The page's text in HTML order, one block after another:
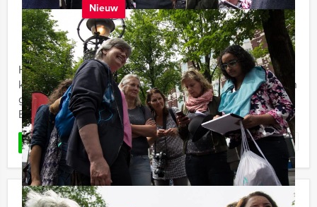
Nieuw
Vanaf€ 22,50 p.p. excl. BTW
Vanaf 12 personen ‐ 2 uur en 30 minuten
Het meest feestelijke evenement in Den Bosch. Wie
kent het nou niet…… Carnaval!!! Voer de meest gekke en
grappige opdrachten uit in de binnenstad van Den
Bosch, en wie ...
LEES MEER Favoriet
Strijd in Den Bosch